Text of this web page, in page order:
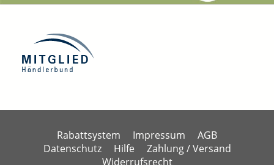
Rabattsystem Impressum
AGB
Datenschutz
Hilfe
Zahlung / Versand
Widerrufsrecht